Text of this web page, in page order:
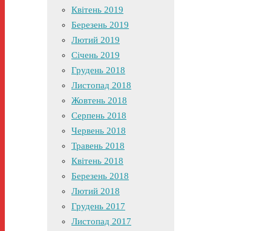
Квітень 2019
Березень 2019
Лютий 2019
Січень 2019
Грудень 2018
Листопад 2018
Жовтень 2018
Серпень 2018
Червень 2018
Травень 2018
Квітень 2018
Березень 2018
Лютий 2018
Грудень 2017
Листопад 2017